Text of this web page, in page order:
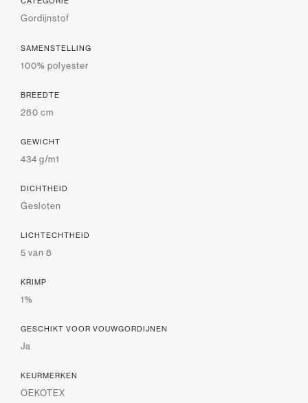
Gordijnstof
SAMENSTELLING
100% polyester
BREEDTE
280 cm
GEWICHT
434 g/m1
DICHTHEID
Gesloten
LICHTECHTHEID
5 van 8
KRIMP
1%
GESCHIKT VOOR VOUWGORDIJNEN
Ja
KEURMERKEN
OEKOTEX